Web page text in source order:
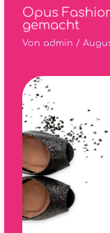
Opus
gemacht
Von admin /